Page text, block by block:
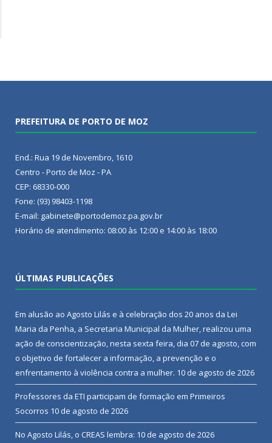
PREFEITURA DE PORTO DE MOZ
End.: Rua 19 de Novembro, 1610
Centro - Porto de Moz - PA
CEP: 68330-000
Fone: (93) 98403-1198
E-mail: gabinete@portodemoz.pa.gov.br
Horário de atendimento: 08:00 às 12:00 e 14:00 às 18:00
ÚLTIMAS PUBLICAÇÕES
Em alusão ao Agosto Lilás e à celebração dos 20 anos da Lei
Maria da Penha, a Secretaria Municipal da Mulher, realizou uma
ação de conscientização, nesta sexta feira, dia 07 de agosto, com
o objetivo de fortalecer a informação, a prevenção e o
enfrentamento à violência contra a mulher. 10 de agosto de 2026
Professores da ETI participam de formação em Primeiros
Socorros 10 de agosto de 2026
No Agosto Lilás, o CREAS lembra: 10 de agosto de 2026